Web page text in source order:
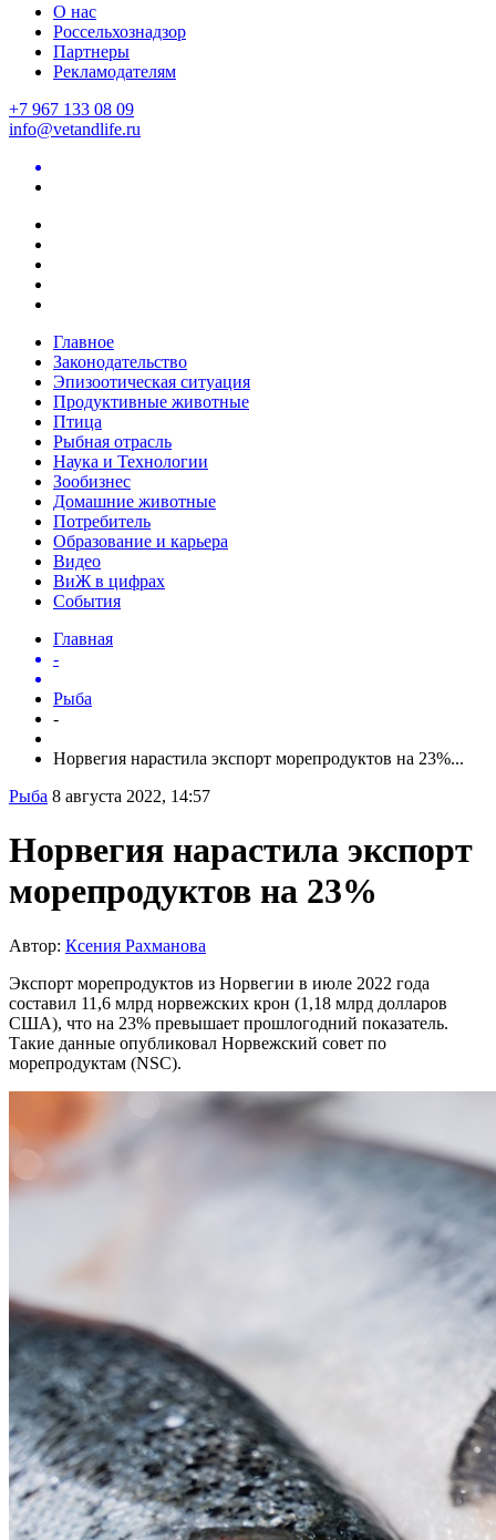
О нас
Россельхознадзор
Партнеры
Рекламодателям
+7 967 133 08 09
info@vetandlife.ru
Главное
Законодательство
Эпизоотическая ситуация
Продуктивные животные
Птица
Рыбная отрасль
Наука и Технологии
Зообизнес
Домашние животные
Потребитель
Образование и карьера
Видео
ВиЖ в цифрах
События
Главная
-
Рыба
-
Норвегия нарастила экспорт морепродуктов на 23%...
Рыба 8 августа 2022, 14:57
Норвегия нарастила экспорт
морепродуктов на 23%
Автор: Ксения Рахманова
Экспорт морепродуктов из Норвегии в июле 2022 года
составил 11,6 млрд норвежских крон (1,18 млрд долларов
США), что на 23% превышает прошлогодний показатель.
Такие данные опубликовал Норвежский совет по
морепродуктам (NSC).